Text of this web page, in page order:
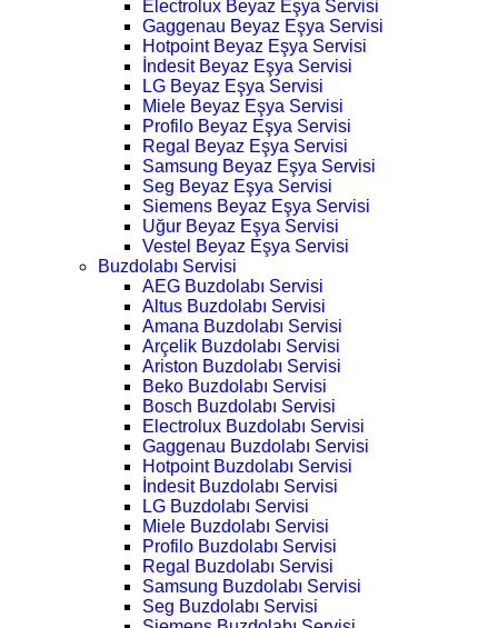
Electrolux Beyaz Eşya Servisi
Gaggenau Beyaz Eşya Servisi
Hotpoint Beyaz Eşya Servisi
İndesit Beyaz Eşya Servisi
LG Beyaz Eşya Servisi
Miele Beyaz Eşya Servisi
Profilo Beyaz Eşya Servisi
Regal Beyaz Eşya Servisi
Samsung Beyaz Eşya Servisi
Seg Beyaz Eşya Servisi
Siemens Beyaz Eşya Servisi
Uğur Beyaz Eşya Servisi
Vestel Beyaz Eşya Servisi
Buzdolabı Servisi
AEG Buzdolabı Servisi
Altus Buzdolabı Servisi
Amana Buzdolabı Servisi
Arçelik Buzdolabı Servisi
Ariston Buzdolabı Servisi
Beko Buzdolabı Servisi
Bosch Buzdolabı Servisi
Electrolux Buzdolabı Servisi
Gaggenau Buzdolabı Servisi
Hotpoint Buzdolabı Servisi
İndesit Buzdolabı Servisi
LG Buzdolabı Servisi
Miele Buzdolabı Servisi
Profilo Buzdolabı Servisi
Regal Buzdolabı Servisi
Samsung Buzdolabı Servisi
Seg Buzdolabı Servisi